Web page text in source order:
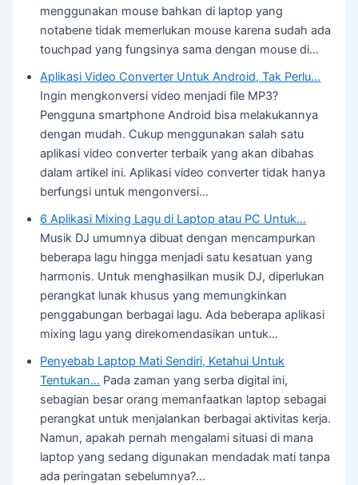
menggunakan mouse bahkan di laptop yang
notabene tidak memerlukan mouse karena sudah ada
touchpad yang fungsinya sama dengan mouse di…
Aplikasi Video Converter Untuk Android, Tak Perlu…
Ingin mengkonversi video menjadi file MP3?
Pengguna smartphone Android bisa melakukannya
dengan mudah. Cukup menggunakan salah satu
aplikasi video converter terbaik yang akan dibahas
dalam artikel ini. Aplikasi video converter tidak hanya
berfungsi untuk mengonversi…
6 Aplikasi Mixing Lagu di Laptop atau PC Untuk…
Musik DJ umumnya dibuat dengan mencampurkan
beberapa lagu hingga menjadi satu kesatuan yang
harmonis. Untuk menghasilkan musik DJ, diperlukan
perangkat lunak khusus yang memungkinkan
penggabungan berbagai lagu. Ada beberapa aplikasi
mixing lagu yang direkomendasikan untuk…
Penyebab Laptop Mati Sendiri, Ketahui Untuk
Tentukan… Pada zaman yang serba digital ini,
sebagian besar orang memanfaatkan laptop sebagai
perangkat untuk menjalankan berbagai aktivitas kerja.
Namun, apakah pernah mengalami situasi di mana
laptop yang sedang digunakan mendadak mati tanpa
ada peringatan sebelumnya?…